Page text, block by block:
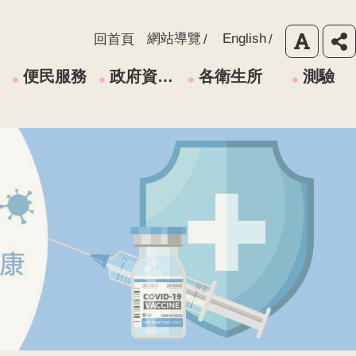
回首頁 網站導覽 English
便民服務 政府資訊公開 各衛生所 測驗